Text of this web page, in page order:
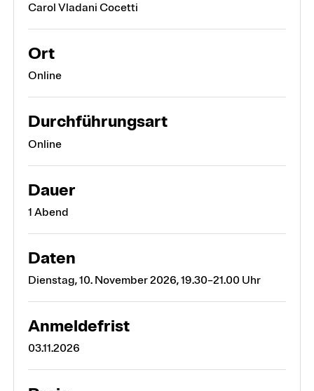
Carol Vladani Cocetti
Ort
Online
Durchführungsart
Online
Dauer
1 Abend
Daten
Dienstag, 10. November 2026, 19.30–21.00 Uhr
Anmeldefrist
03.11.2026